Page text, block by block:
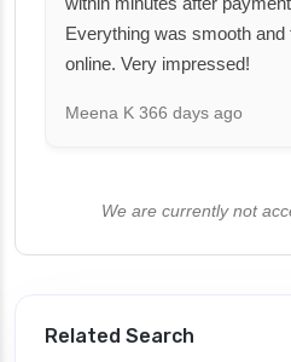
Everything was smooth and
online. Very impressed!
Meena K 366 days ago
We are currently not
Related Search